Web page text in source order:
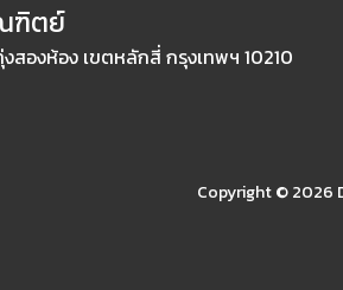
ฑิตย์
สองห้อง เขตหลักสี่ กรุงเทพฯ 10210
Copyright ©2026